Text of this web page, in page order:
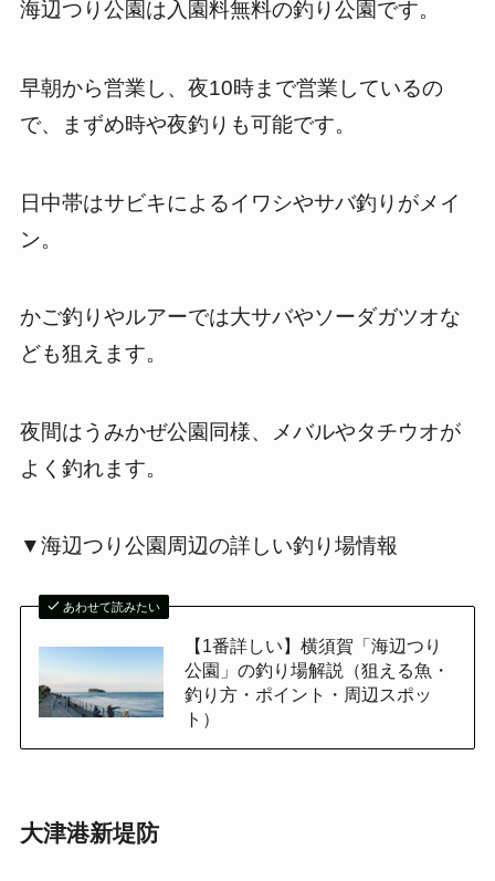
海辺つり公園は入園料無料の釣り公園です。
早朝から営業し、夜10時まで営業しているの
で、まずめ時や夜釣りも可能です。
日中帯はサビキによるイワシやサバ釣りがメイ
ン。
かご釣りやルアーでは大サバやソーダガツオな
ども狙えます。
夜間はうみかぜ公園同様、メバルやタチウオが
よく釣れます。
▼海辺つり公園周辺の詳しい釣り場情報
あわせて読みたい
【1番詳しい】横須賀「海辺つり
公園」の釣り場解説（狙える魚・
釣り方・ポイント・周辺スポッ
ト）
大津港新堤防